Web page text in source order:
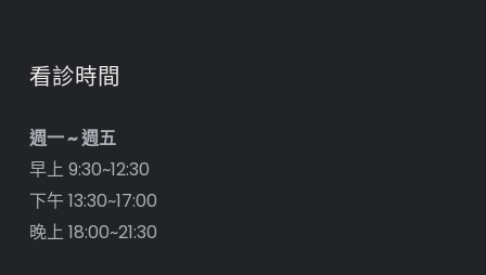
看診時間
週一 ~ 週五
早上 9:30~12:30
下午 13:30~17:00
晚上 18:00~21:30